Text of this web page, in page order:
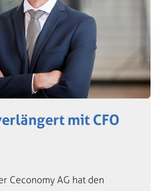
mit CFO
Ceconomy AG hat den